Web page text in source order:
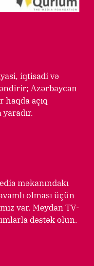
iqtisadi və
Azərbaycan
açıq
məkanındakı
olması üçün
var. Meydan TV-
dəstək olun.